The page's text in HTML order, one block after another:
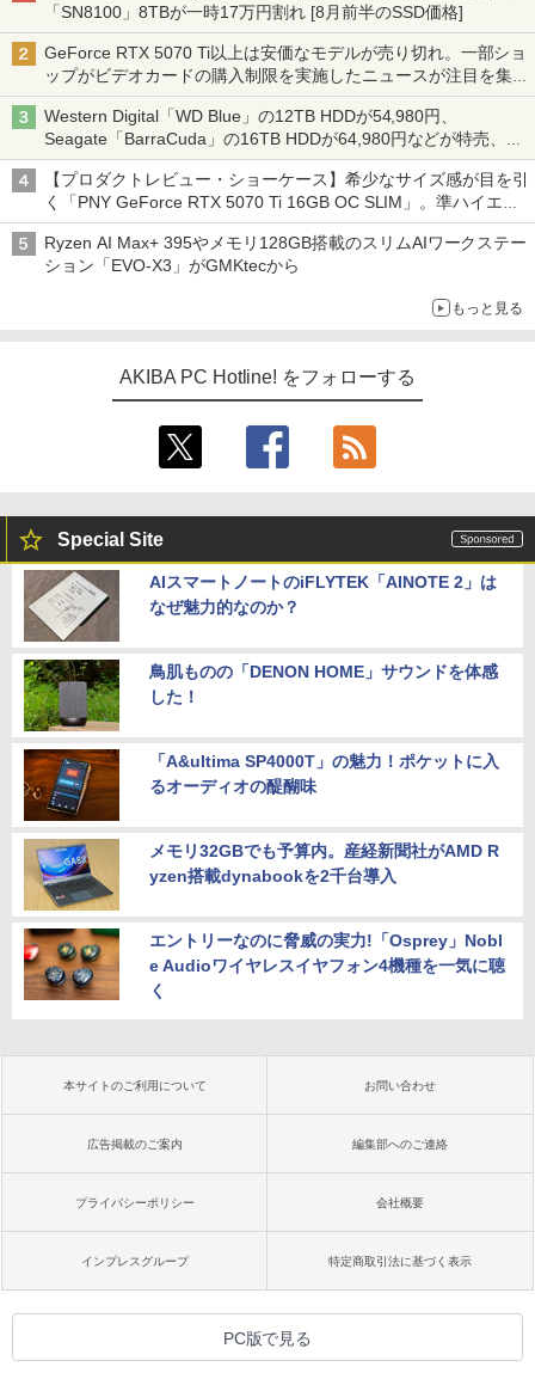
「SN8100」8TBが一時17万円割れ [8月前半のSSD価格]
GeForce RTX 5070 Ti以上は安価なモデルが売り切れ。一部ショ
ップがビデオカードの購入制限を実施したニュースが注目を集め
る AKIBA PC Hotline! 先週のアクセスランキング 26年7月27日～
26年8月3日
Western Digital「WD Blue」の12TB HDDが54,980円、
Seagate「BarraCuda」の16TB HDDが64,980円などが特売、
NAS・ビジネス向けは上昇傾向 [8月前半のHDD価格]
【プロダクトレビュー・ショーケース】希少なサイズ感が目を引
く「PNY GeForce RTX 5070 Ti 16GB OC SLIM」。準ハイエン
ドでも2スロット厚で長さ30cm切り！スリムボディでもパフォ
ーマンスと冷却は万全 text by 内田 泰仁
Ryzen AI Max+ 395やメモリ128GB搭載のスリムAIワークステー
ション「EVO-X3」がGMKtecから
もっと見る
AKIBA PC Hotline! をフォローする
Special Site
AIスマートノートのiFLYTEK「AINOTE 2」は
なぜ魅力的なのか？
鳥肌ものの「DENON HOME」サウンドを体感
した！
「A&ultima SP4000T」の魅力！ポケットに入
るオーディオの醍醐味
メモリ32GBでも予算内。産経新聞社がAMD R
yzen搭載dynabookを2千台導入
エントリーなのに脅威の実力!「Osprey」Nobl
e Audioワイヤレスイヤフォン4機種を一気に聴
く
本サイトのご利用について お問い合わせ
広告掲載のご案内 編集部へのご連絡
プライバシーポリシー 会社概要
インプレスグループ 特定商取引法に基づく表示
PC版で見る